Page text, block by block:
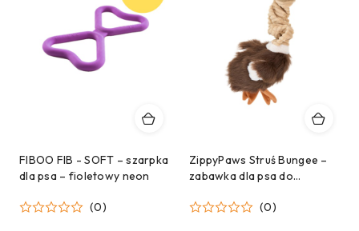
FIBOO FIB - SOFT – szarpka
dla psa – fioletowy neon
(0)
ZippyPaws Struś Bungee –
zabawka dla psa do
(0)